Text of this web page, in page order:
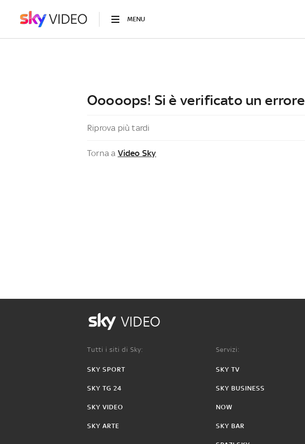
MENU
Ooooops! Si è verificato un errore
Riprova più tardi
Torna a Video Sky
VIDEO
Tutti i siti di Sky:
SKY SPORT
SKY TG 24
SKY VIDEO
SKY ARTE
Servizi:
SKY TV
SKY BUSINESS
NOW
SKY BAR